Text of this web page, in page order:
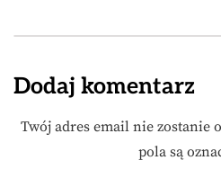
Dodaj komentarz
Twój adres email nie zostanie
pola są